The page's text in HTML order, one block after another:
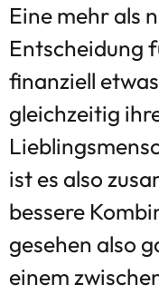
Eine mehr als
Entscheidung
finanziell
gleichzeitig
ist es also
bessere
gesehen also
einem